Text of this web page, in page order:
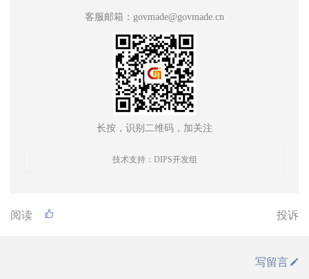
客服邮箱：govmade@govmade.cn
长按，识别二维码，加关注
技术支持：DIPS开发组
阅读 投诉
写留言